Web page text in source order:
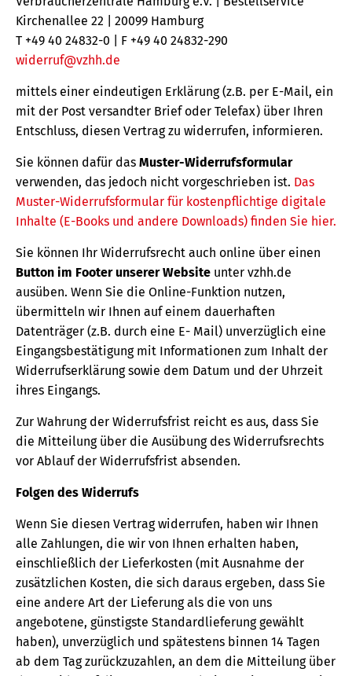
Kirchenallee 22 | 20099 Hamburg
T +49 40 24832-0 | F +49 40 24832-290
widerruf@vzhh.de
mittels einer eindeutigen Erklärung (z.B. per E-Mail, ein
mit der Post versandter Brief oder Telefax) über Ihren
Entschluss, diesen Vertrag zu widerrufen, informieren.
Sie können dafür das Muster-Widerrufsformular
verwenden, das jedoch nicht vorgeschrieben ist. Das
Muster-Widerrufsformular für kostenpflichtige digitale
Inhalte (E-Books und andere Downloads) finden Sie hier.
Sie können Ihr Widerrufsrecht auch online über einen
Button im Footer unserer Website unter vzhh.de
ausüben. Wenn Sie die Online-Funktion nutzen,
übermitteln wir Ihnen auf einem dauerhaften
Datenträger (z.B. durch eine E- Mail) unverzüglich eine
Eingangsbestätigung mit Informationen zum Inhalt der
Widerrufserklärung sowie dem Datum und der Uhrzeit
ihres Eingangs.
Zur Wahrung der Widerrufsfrist reicht es aus, dass Sie
die Mitteilung über die Ausübung des Widerrufsrechts
vor Ablauf der Widerrufsfrist absenden.
Folgen des Widerrufs
Wenn Sie diesen Vertrag widerrufen, haben wir Ihnen
alle Zahlungen, die wir von Ihnen erhalten haben,
einschließlich der Lieferkosten (mit Ausnahme der
zusätzlichen Kosten, die sich daraus ergeben, dass Sie
eine andere Art der Lieferung als die von uns
angebotene, günstigste Standardlieferung gewählt
haben), unverzüglich und spätestens binnen 14 Tagen
ab dem Tag zurückzuzahlen, an dem die Mitteilung über